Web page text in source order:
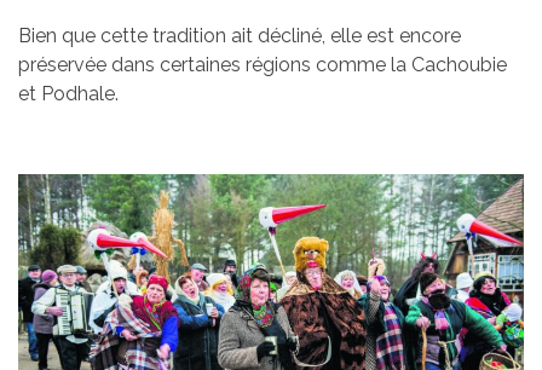
Bien que cette tradition ait décliné, elle est encore
préservée dans certaines régions comme la Cachoubie
et Podhale.